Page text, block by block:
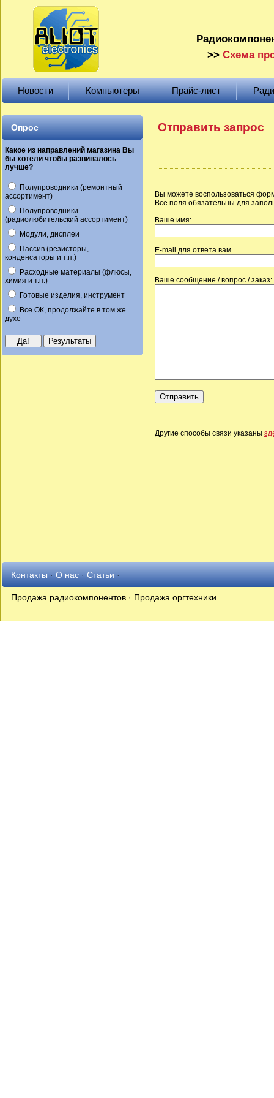
>> Схема
Новости Компьютеры Прайс-лист
Опрос
Какое из направлений магазина Вы
бы хотели чтобы развивалось
лучше?
Полупроводники (ремонтный
ассортимент)
Полупроводники
(радиолюбительский ассортимент)
Модули, дисплеи
Пассив (резисторы,
конденсаторы и т.п.)
Расходные материалы (флюсы,
химия и т.п.)
Готовые изделия, инструмент
Все ОК, продолжайте в том же
духе
Отправить запрос
Вы можете воспользоваться
Все поля обязательны для
Ваше имя:
E-mail для ответа вам
Ваше сообщение / вопрос / заказ:
Другие способы связи указаны
Контакты·О нас·Статьи·
Продажа радиокомпонентов · Продажа оргтехники